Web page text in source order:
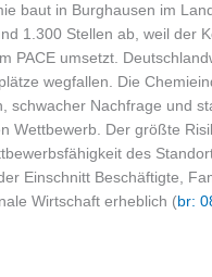
baut in Burghausen im
1.300 Stellen ab, weil der
PACE umsetzt.
wegfallen. Die
schwacher Nachfrage und
Wettbewerb. Der größte
des
Einschnitt Beschäftigte,
Wirtschaft erheblich (br: